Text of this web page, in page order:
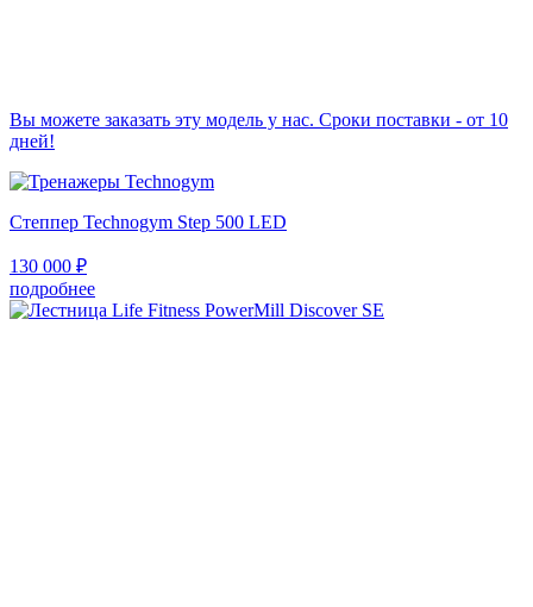
Вы можете заказать эту модель у нас. Сроки поставки - от 10
дней!
Степпер Technogym Step 500 LED
130 000 ₽
подробнее